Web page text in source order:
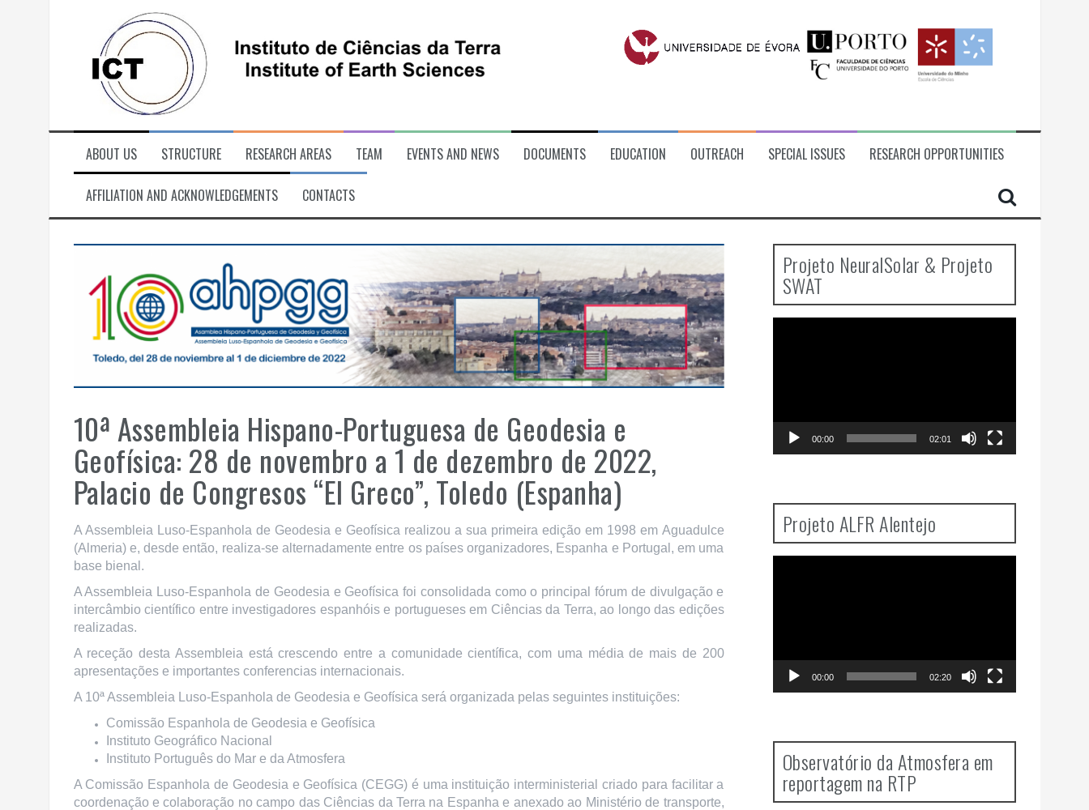
ABOUT US STRUCTURE RESEARCH AREAS TEAM EVENTS AND NEWS DOCUMENTS EDUCATION OUTREACH SPECIAL ISSUES RESEARCH OPPORTUNITIES
AFFILIATION AND ACKNOWLEDGEMENTS CONTACTS
10ª Assembleia Hispano-Portuguesa de Geodesia e
Geofísica: 28 de novembro a 1 de dezembro de 2022,
Palacio de Congresos “El Greco”, Toledo (Espanha)
A Assembleia Luso-Espanhola de Geodesia e Geofísica realizou a sua primeira edição em 1998 em Aguadulce
(Almeria) e, desde então, realiza-se alternadamente entre os países organizadores, Espanha e Portugal, em uma
base bienal.
A Assembleia Luso-Espanhola de Geodesia e Geofísica foi consolidada como o principal fórum de divulgação e
intercâmbio científico entre investigadores espanhóis e portugueses em Ciências da Terra, ao longo das edições
realizadas.
A receção desta Assembleia está crescendo entre a comunidade científica, com uma média de mais de 200
apresentações e importantes conferencias internacionais.
A 10ª Assembleia Luso-Espanhola de Geodesia e Geofísica será organizada pelas seguintes instituições:
Comissão Espanhola de Geodesia e Geofísica
Instituto Geográfico Nacional
Instituto Português do Mar e da Atmosfera
A Comissão Espanhola de Geodesia e Geofísica (CEGG) é uma instituição interministerial criado para facilitar a
coordenação e colaboração no campo das Ciências da Terra na Espanha e anexado ao Ministério de transporte,
Projeto NeuralSolar & Projeto
SWAT
00:00 02:01
Projeto ALFR Alentejo
00:00 02:20
Observatório da Atmosfera em
reportagem na RTP